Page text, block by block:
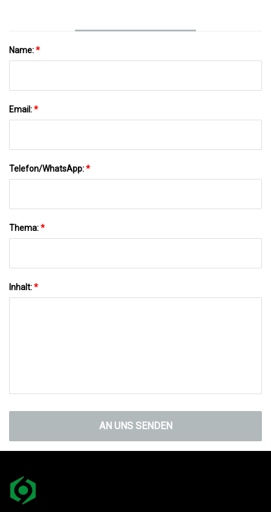
Name:*
Email:*
Telefon/WhatsApp:*
Thema:*
Inhalt:*
AN UNS SENDEN